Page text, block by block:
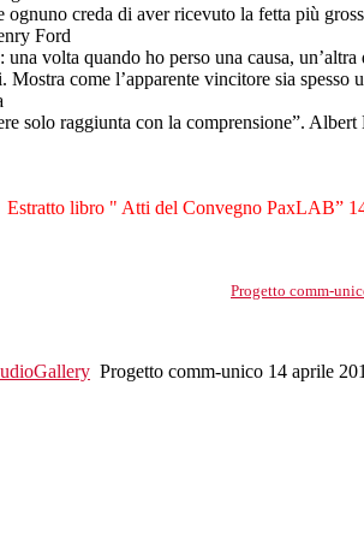
creda di aver ricevuto la fetta più
Ford
volta quando ho perso una causa,
come l’apparente vincitore sia
solo raggiunta con la comprensione”. Albert
Estratto libro " Atti del Convegno PaxLAB”
Progetto comm-
Progetto comm-unico 14 aprile